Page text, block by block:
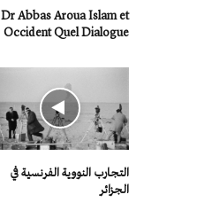
Dr Abbas Aroua Islam et
Occident Quel Dialogue
التجارب النووية الفرنسية في
الجزائر